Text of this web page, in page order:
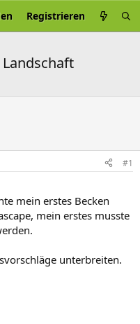
Registrieren
#1
mein erstes Becken
mein erstes musste
unterbreiten.